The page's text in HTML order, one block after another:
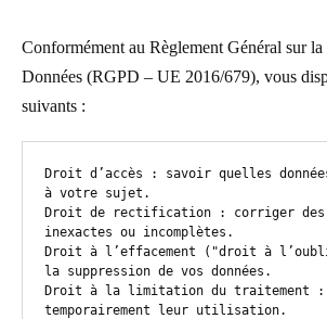
Conformément au Règlement Général sur la
Données (RGPD – UE 2016/679), vous
suivants :
Droit d’accès : savoir quelles
à votre sujet.
Droit de rectification : corriger des
inexactes ou incomplètes.
Droit à l’effacement ("droit à
la suppression de vos données.
Droit à la limitation du traitement :
temporairement leur utilisation.